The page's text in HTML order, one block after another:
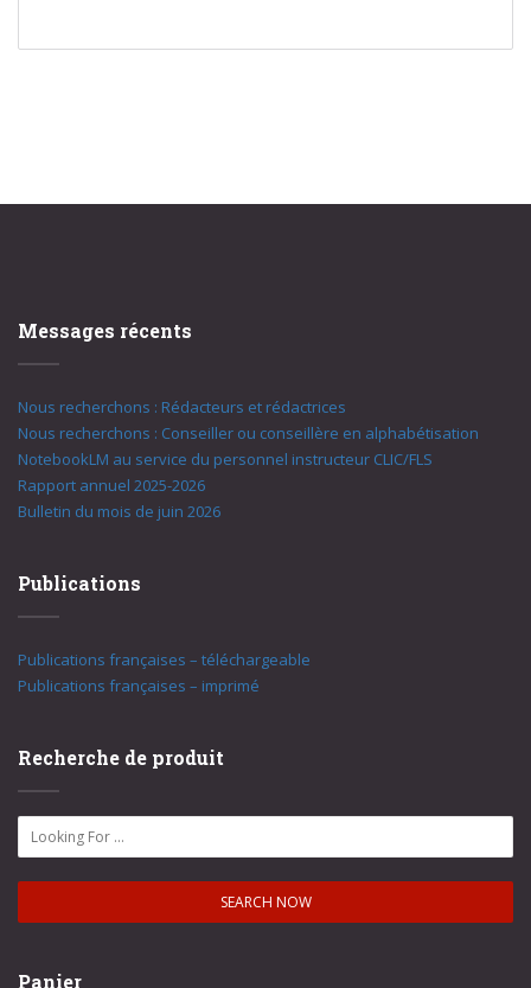
Messages récents
Nous recherchons : Rédacteurs et rédactrices
Nous recherchons : Conseiller ou conseillère en alphabétisation
NotebookLM au service du personnel instructeur CLIC/FLS
Rapport annuel 2025-2026
Bulletin du mois de juin 2026
Publications
Publications françaises – téléchargeable
Publications françaises – imprimé
Recherche de produit
Panier